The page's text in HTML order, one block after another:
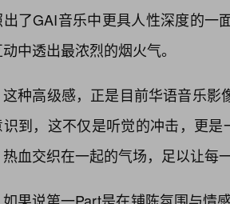
出了GAI音乐中更具人性深度的一
中透出最浓烈的烟火气。
这种高级感，正是目前华语音乐
识到，这不仅是听觉的冲击，更
血交织在一起的气场，足以让每